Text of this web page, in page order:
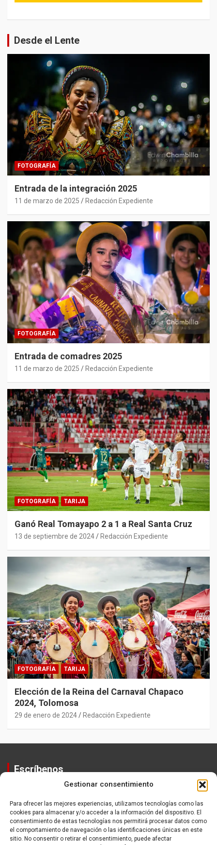
Gestionar consentimiento
Para ofrecer las mejores experiencias, utilizamos tecnologías como las
cookies para almacenar y/o acceder a la información del dispositivo. El
consentimiento de estas tecnologías nos permitirá procesar datos como
el comportamiento de navegación o las identificaciones únicas en este
sitio. No consentir o retirar el consentimiento, puede afectar
Desde el Lente
FOTOGRAFÍA
Entrada de la integración 2025
11 de marzo de 2025 Redacción Expediente
FOTOGRAFÍA
Entrada de comadres 2025
11 de marzo de 2025 Redacción Expediente
FOTOGRAFÍA TARIJA
Ganó Real Tomayapo 2 a 1 a Real Santa Cruz
13 de septiembre de 2024 Redacción Expediente
FOTOGRAFÍA TARIJA
Elección de la Reina del Carnaval Chapaco
2024, Tolomosa
29 de enero de 2024 Redacción Expediente
Escríbenos
Equipo
Política de Privacidad